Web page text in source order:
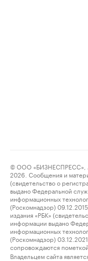
© ООО «БИЗНЕСПРЕСС»,
2026. Сообщения и
(свидетельство о
выдано Федеральной
информационных
(Роскомнадзор)
издания «РБК»
информации выдано
информационных
(Роскомнадзор)
сопровождаются
Владельцем сайта